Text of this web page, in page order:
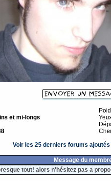
et mi-longs
Voir les 25 derniers forums
Message du
tout! alors n'hésitez pas a